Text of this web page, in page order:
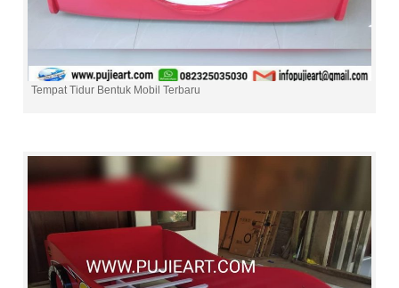
Tempat Tidur Bentuk Mobil Terbaru